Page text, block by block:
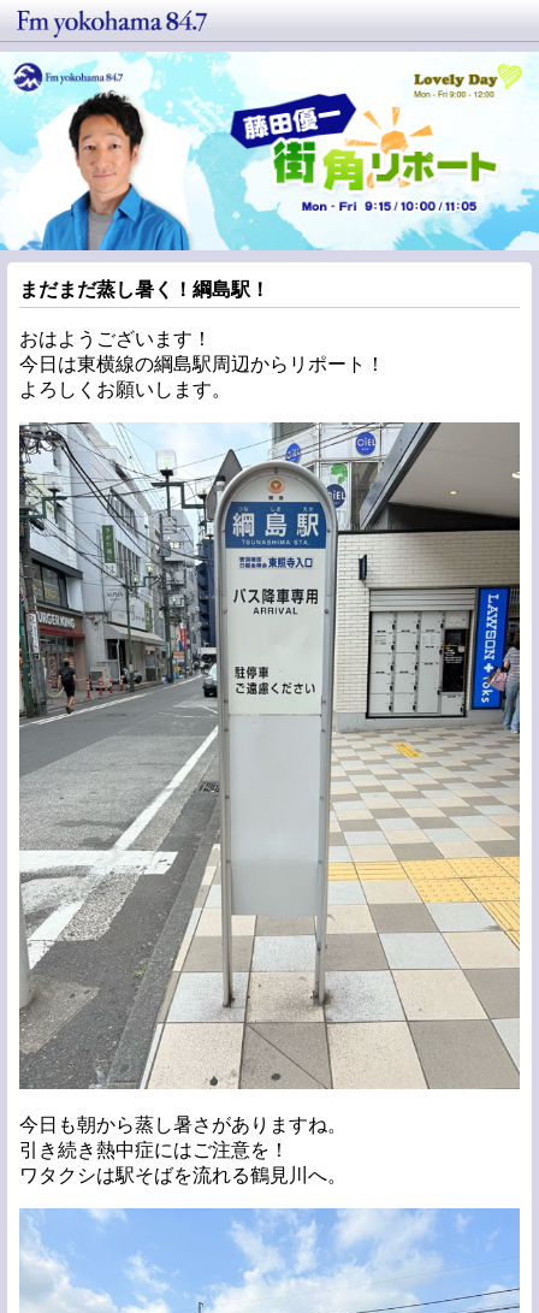
まだまだ蒸し暑く！綱島駅！
おはようございます！
今日は東横線の綱島駅周辺からリポート！
よろしくお願いします。
今日も朝から蒸し暑さがありますね。
引き続き熱中症にはご注意を！
ワタクシは駅そばを流れる鶴見川へ。